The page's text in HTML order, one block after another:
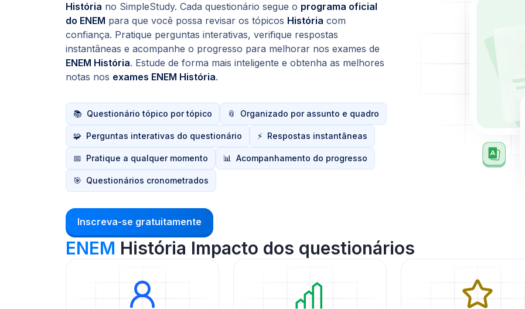
História no SimpleStudy. Cada questionário segue o programa oficial
do ENEM para que você possa revisar os tópicos História com
confiança. Pratique perguntas interativas, verifique respostas
instantâneas e acompanhe o progresso para melhorar nos exames de
ENEM História. Estude de forma mais inteligente e obtenha as melhores
notas nos exames ENEM História.
📚 Questionário tópico por tópico 📎 Organizado por assunto e quadro
🧩 Perguntas interativas do questionário ⚡ Respostas instantâneas
📅 Pratique a qualquer momento 📊 Acompanhamento do progresso
🎯 Questionários cronometrados
Inscreva-se gratuitamente
ENEM História Impacto dos questionários